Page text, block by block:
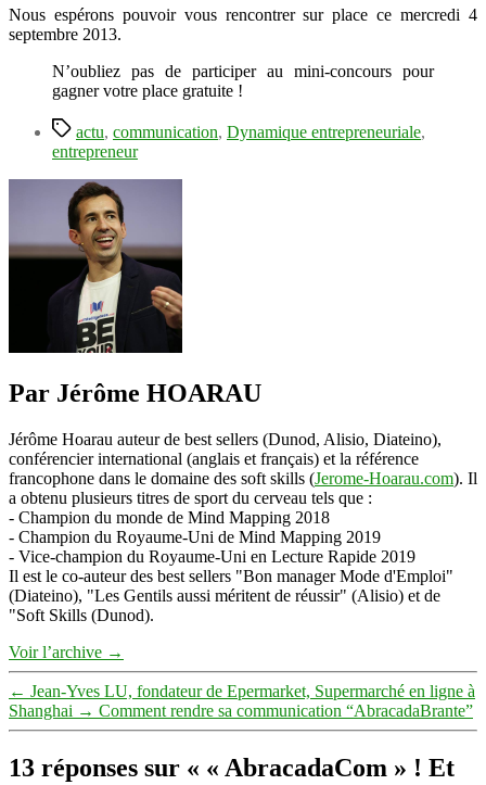
Nous espérons pouvoir vous rencontrer sur place ce mercredi 4
septembre 2013.
N’oubliez pas de participer au mini-concours pour
gagner votre place gratuite !
Étiquettes
actu, communication, Dynamique entrepreneuriale,
entrepreneur
Par Jérôme HOARAU
Jérôme Hoarau auteur de best sellers (Dunod, Alisio, Diateino),
conférencier international (anglais et français) et la référence
francophone dans le domaine des soft skills (Jerome-Hoarau.com). Il
a obtenu plusieurs titres de sport du cerveau tels que :
- Champion du monde de Mind Mapping 2018
- Champion du Royaume-Uni de Mind Mapping 2019
- Vice-champion du Royaume-Uni en Lecture Rapide 2019
Il est le co-auteur des best sellers "Bon manager Mode d'Emploi"
(Diateino), "Les Gentils aussi méritent de réussir" (Alisio) et de
"Soft Skills (Dunod).
Voir l’archive →
← Jean-Yves LU, fondateur de Epermarket, Supermarché en ligne à
Shanghai → Comment rendre sa communication “AbracadaBrante”
13 réponses sur « « AbracadaCom » ! Et